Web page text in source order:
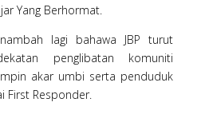
Yang Berhormat.
lagi bahawa JBP turut
penglibatan komuniti
akar umbi serta penduduk
First Responder.